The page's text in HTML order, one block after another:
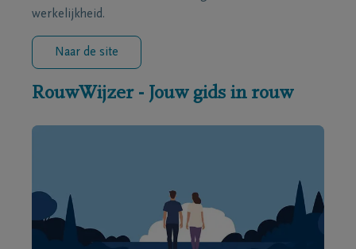
werkelijkheid.
Naar de site
RouwWijzer - Jouw gids in rouw